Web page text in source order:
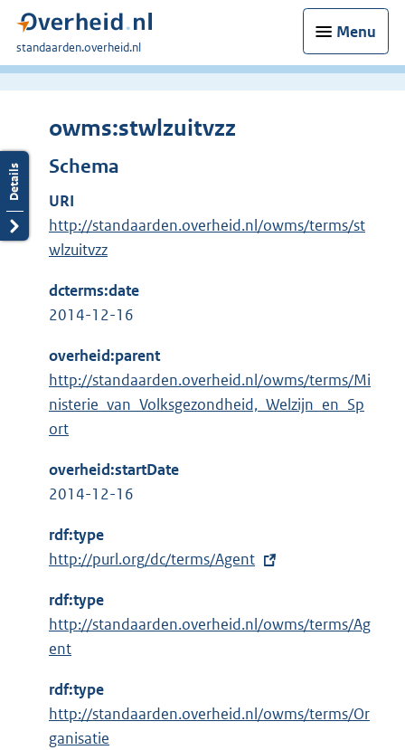
Menu
U
bent
standaarden.overheid.nl
owms:stwlzuitvzz
Schema
URI
http://standaarden.overheid.nl/owms/terms/st
wlzuitvzz
dcterms:date
2014-12-16
overheid:parent
http://standaarden.overheid.nl/owms/terms/Mi
nisterie_van_Volksgezondheid,_Welzijn_en_Sp
ort
overheid:startDate
2014-12-16
rdf:type
E
t
e
r
e
http://purl.org/dc/terms/Agent
rdf:type
http://standaarden.overheid.nl/owms/terms/Ag
ent
rdf:type
http://standaarden.overheid.nl/owms/terms/Or
ganisatie